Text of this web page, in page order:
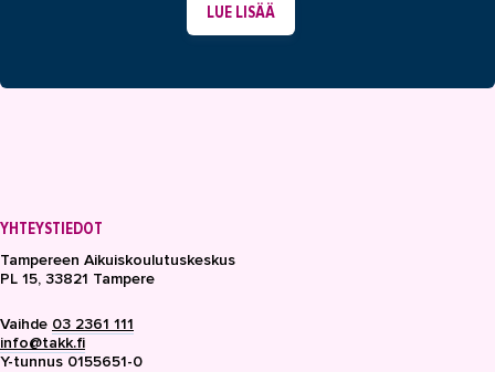
YHTEYSTIEDOT
IN ENGLISH
LUE LISÄÄ
YHTEYSTIEDOT
Tampereen Aikuiskoulutuskeskus
PL 15, 33821 Tampere
Vaihde 03 2361 111
info@takk.fi
Y-tunnus 0155651-0